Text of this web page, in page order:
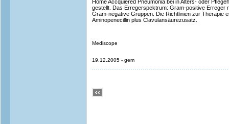
Home Accquiered Pneumonia bei in Alters- oder
gestellt. Das Erregerspektrum: Gram-positive Erreger
Gram-negative Gruppen. Die Richtlinien zur Therapie
Aminopenecillin plus Clavulansäurezusatz.
Mediscope
19.12.2005 - gem